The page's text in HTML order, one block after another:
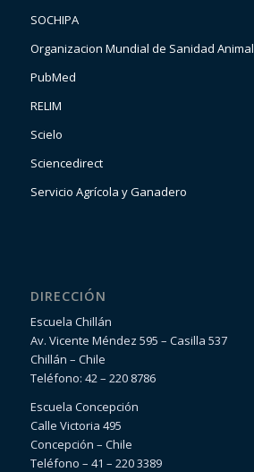
SOCHIPA
Organizacion Mundial de Sanidad Animal
PubMed
RELIM
Scielo
Sciencedirect
Servicio Agrícola y Ganadero
DIRECCIÓN
Escuela Chillán
Av. Vicente Méndez 595 – Casilla 537
Chillán – Chile
Teléfono: 42 – 220 8786
Escuela Concepción
Calle Victoria 495
Concepción – Chile
Teléfono – 41 – 220 3389